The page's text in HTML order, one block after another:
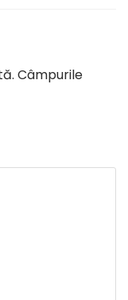
Câmpurile